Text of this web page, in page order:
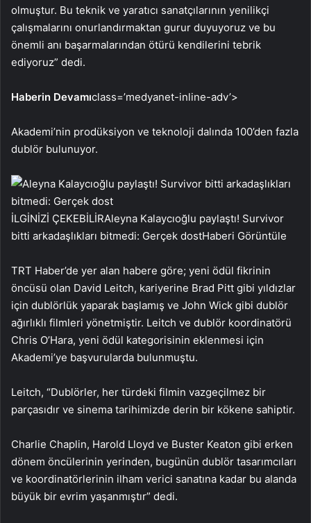
olmuştur. Bu teknik ve yaratıcı sanatçılarının yenilikçi
çalışmalarını onurlandırmaktan gurur duyuyoruz ve bu
önemli anı başarmalarından ötürü kendilerini tebrik
ediyoruz” dedi.
Haberin Devamıclass=’medyanet-inline-adv’>
Akademi’nin prodüksiyon ve teknoloji dalında 100’den fazla
dublör bulunuyor.
İLGİNİZİ ÇEKEBİLİRAleyna Kalaycıoğlu paylaştı! Survivor
bitti arkadaşlıkları bitmedi: Gerçek dostHaberi Görüntüle
TRT Haber’de yer alan habere göre; yeni ödül fikrinin
öncüsü olan David Leitch, kariyerine Brad Pitt gibi yıldızlar
için dublörlük yaparak başlamış ve John Wick gibi dublör
ağırlıklı filmleri yönetmiştir. Leitch ve dublör koordinatörü
Chris O’Hara, yeni ödül kategorisinin eklenmesi için
Akademi’ye başvurularda bulunmuştu.
Leitch, “Dublörler, her türdeki filmin vazgeçilmez bir
parçasıdır ve sinema tarihimizde derin bir kökene sahiptir.
Charlie Chaplin, Harold Lloyd ve Buster Keaton gibi erken
dönem öncülerinin yerinden, bugünün dublör tasarımcıları
ve koordinatörlerinin ilham verici sanatına kadar bu alanda
büyük bir evrim yaşanmıştır” dedi.